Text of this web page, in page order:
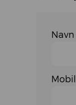
Navn
Mobil